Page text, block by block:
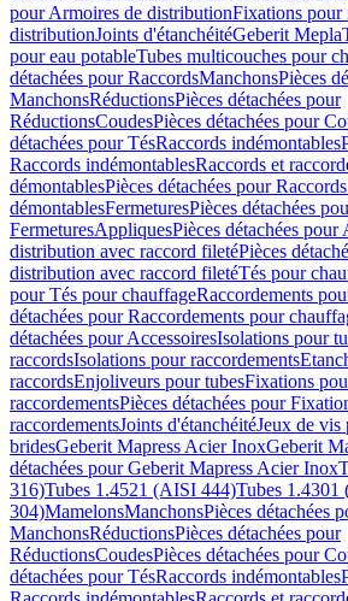
pour Armoires de distributionFixations pour
distributionJoints d'étanchéitéGeberit Mepla
pour eau potableTubes multicouches pour
détachées pour RaccordsManchonsPièces
ManchonsRéductionsPièces détachées pour
RéductionsCoudesPièces détachées pour
détachées pour TésRaccords indémontables
Raccords indémontablesRaccords et
démontablesPièces détachées pour
démontablesFermeturesPièces détachées
FermeturesAppliquesPièces détachées pour
distribution avec raccord filetéPièces
distribution avec raccord filetéTés pour
pour Tés pour chauffageRaccordements
détachées pour Raccordements pour
détachées pour AccessoiresIsolations pour
raccordsIsolations pour raccordements
raccordsEnjoliveurs pour tubesFixations
raccordementsPièces détachées pour
raccordementsJoints d'étanchéitéJeux de vis
bridesGeberit Mapress Acier InoxGeberit
détachées pour Geberit Mapress Acier Inox
316)Tubes 1.4521 (AISI 444)Tubes 1.4301
304)MamelonsManchonsPièces détachées
ManchonsRéductionsPièces détachées pour
RéductionsCoudesPièces détachées pour
détachées pour TésRaccords indémontables